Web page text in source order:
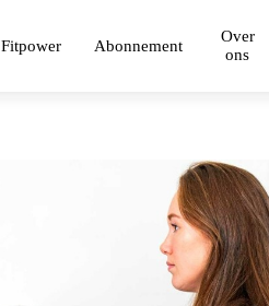
Fitpower Abonnement
Over
ons